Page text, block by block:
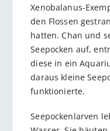
Xenobalanus-
den Flossen
hatten. Chan und
Seepocken auf,
diese in ein
daraus kleine
funktionierte.
Seepockenlarven